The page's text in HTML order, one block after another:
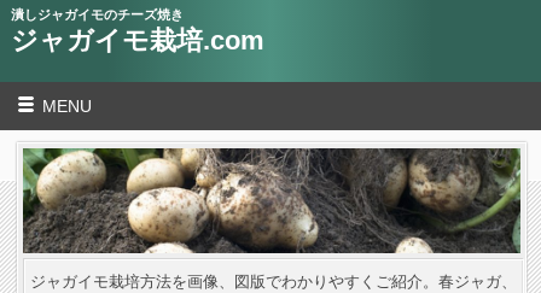
潰しジャガイモのチーズ焼き
ジャガイモ栽培.com
MENU
ジャガイモ栽培方法を画像、図版でわかりやすくご紹介。春ジャガ、